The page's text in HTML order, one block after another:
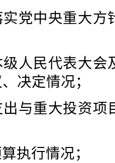
实党中央重大
级人民代表大
决定情况；
出与重大投资
执行情况；